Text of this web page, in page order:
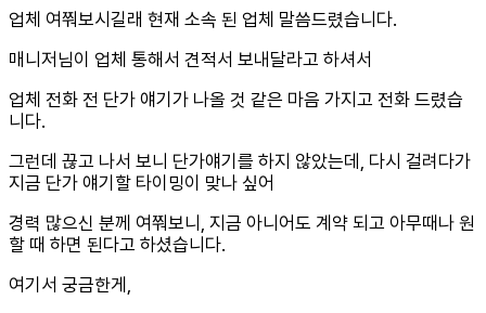
업체 여쭤보시길래 현재 소속 된 업체 말씀드렸습니다.
매니저님이 업체 통해서 견적서 보내달라고 하셔서
업체 전화 전 단가 얘기가 나올 것 같은 마음 가지고 전화 드렸습
니다.
그런데 끊고 나서 보니 단가얘기를 하지 않았는데, 다시 걸려다가
지금 단가 얘기할 타이밍이 맞나 싶어
경력 많으신 분께 여쭤보니, 지금 아니어도 계약 되고 아무때나 원
할 때 하면 된다고 하셨습니다.
여기서 궁금한게,